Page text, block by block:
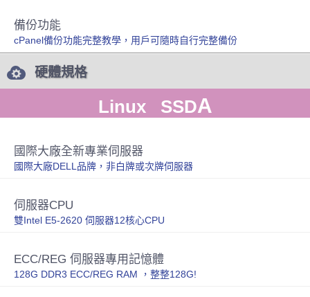
備份功能
cPanel備份功能完整教學，用戶可隨時自行完整備份
硬體規格
Linux SSDA
國際大廠全新專業伺服器
國際大廠DELL品牌，非白牌或次牌伺服器
伺服器CPU
雙Intel E5-2620 伺服器12核心CPU
ECC/REG 伺服器專用記憶體
128G DDR3 ECC/REG RAM ，整整128G!